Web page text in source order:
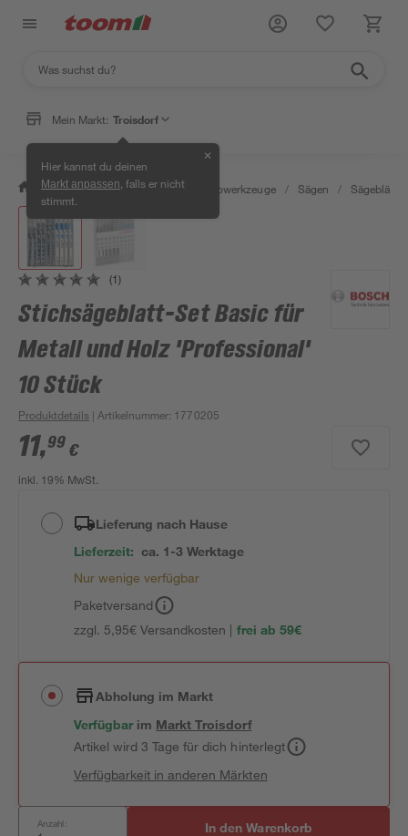
Mein Markt: Troisdorf
Hier kannst du deinen
Markt anpassen , falls er nicht
stimmt.
✕
/ Werkstatt & Maschinen / Elektrowerkzeuge / Sägen / Sägeblätter
(1)
Stichsägeblatt-Set Basic für
Metall und Holz 'Professional'
10 Stück
Produktdetails | Artikelnummer: 1770205
11,99 €
inkl. 19% MwSt.
Lieferung nach Hause
Lieferzeit: ca. 1-3 Werktage
Nur wenige verfügbar
Paketversand
zzgl. 5,95€ Versandkosten | frei ab 59€
Abholung im Markt
Verfügbar im MarktTroisdorf
Artikel wird 3 Tage für dich hinterlegt
Verfügbarkeit in anderen Märkten
Anzahl: In den Warenkorb